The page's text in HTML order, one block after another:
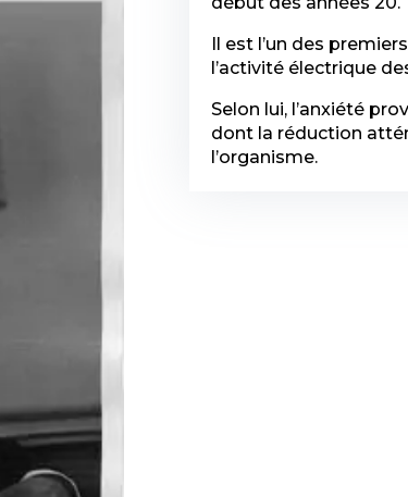
Il est l’un des
l’activité électrique
Selon lui, l’anxiété
dont la réduction
l’organisme.